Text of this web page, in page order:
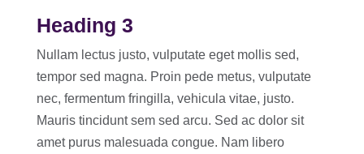
Heading 3
Nullam lectus justo, vulputate eget mollis sed,
tempor sed magna. Proin pede metus, vulputate
nec, fermentum fringilla, vehicula vitae, justo.
Mauris tincidunt sem sed arcu. Sed ac dolor sit
amet purus malesuada congue. Nam libero